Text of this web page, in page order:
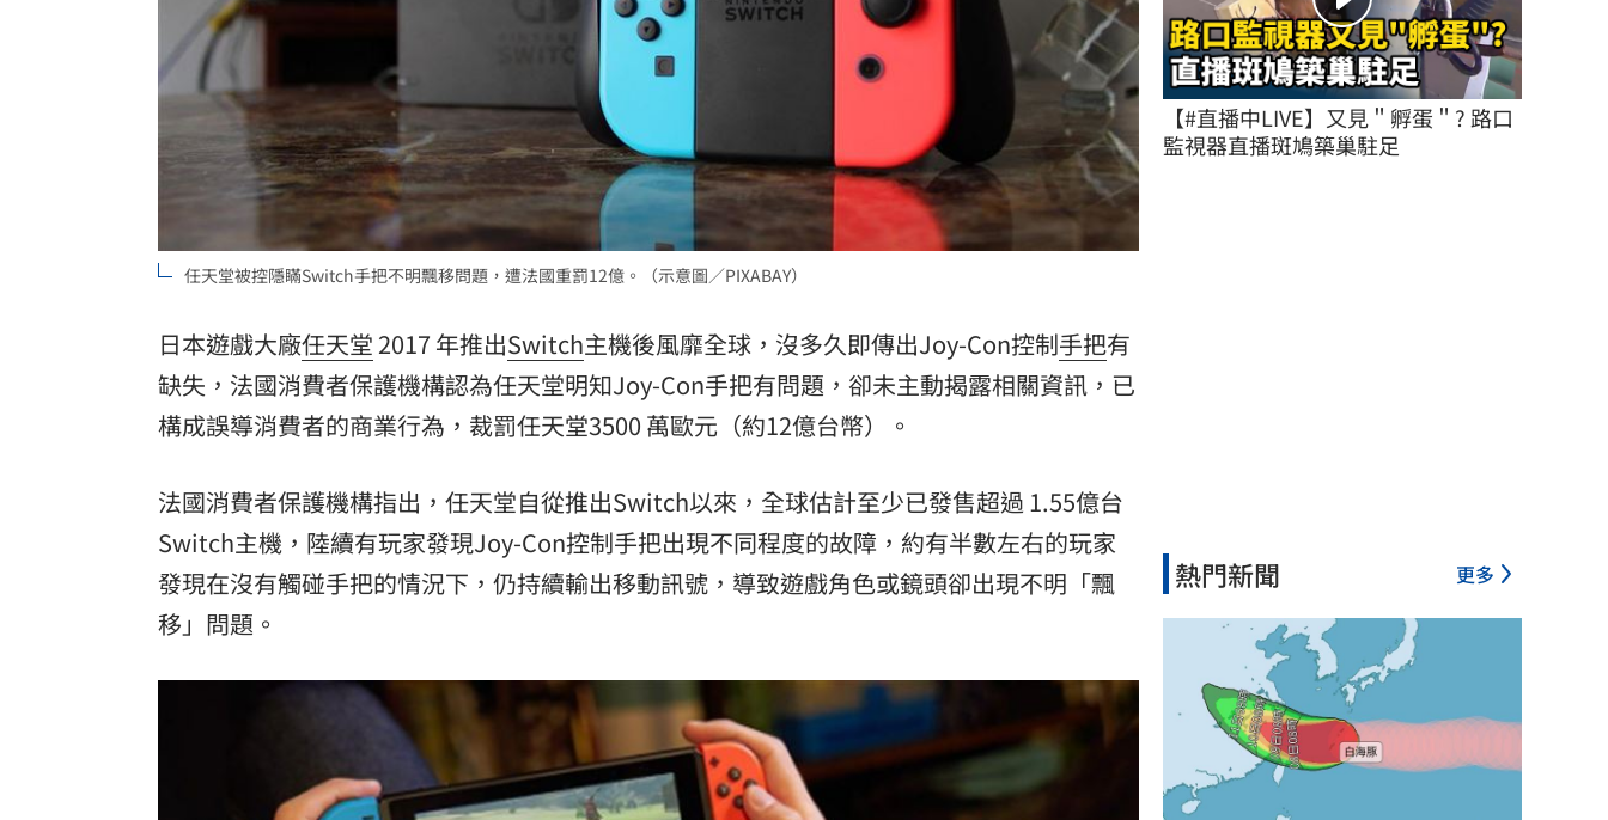
三立iNEWS新聞台線上直播
商場戰國來臨 台中「頂奢大道」逐漸成形 12:00
台彩父親節推新刮刮樂千萬頭獎超「爸」氣 12:00
「拍片人的多重宇宙」職涯論壇9/12登場！ 10:30
8國球員齊聚高雄 Formosa 7s掀足球熱潮 10:00
任天堂被控隱瞞Switch手把不明飄移問題，遭法國重罰12億。（示意圖／PIXABAY）
日本遊戲大廠任天堂 2017 年推出Switch主機後風靡全球，沒多久即傳出Joy-Con控制手把有
缺失，法國消費者保護機構認為任天堂明知Joy-Con手把有問題，卻未主動揭露相關資訊，已
構成誤導消費者的商業行為，裁罰任天堂3500 萬歐元（約12億台幣）。
法國消費者保護機構指出，任天堂自從推出Switch以來，全球估計至少已發售超過 1.55億台
Switch主機，陸續有玩家發現Joy-Con控制手把出現不同程度的故障，約有半數左右的玩家
發現在沒有觸碰手把的情況下，仍持續輸出移動訊號，導致遊戲角色或鏡頭卻出現不明「飄
移 」問題。
【#直播中LIVE】又見＂孵蛋＂? 路口
監視器直播斑鳩築巢駐足
熱門新聞 更多